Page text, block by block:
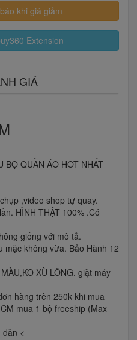
khi giá giảm
Extension
GIÁ
BỘ QUẦN ÁO HOT NHẤT
,video shop tự quay.
HÌNH THẬT 100% .Có
giống với mô tả.
không vừa. Bảo Hành 12
XÙ LÔNG. giặt máy
hàng trên 250k khi mua
mua 1 bộ freeship (Max
<